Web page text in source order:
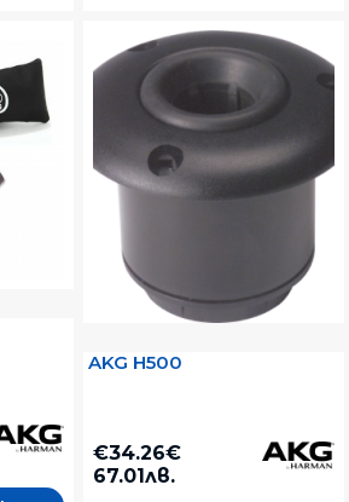
AKG H500
€34.26€
67.01лв.